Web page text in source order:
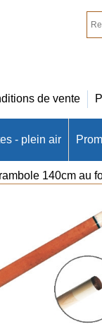
de vente
- plein air
140cm au